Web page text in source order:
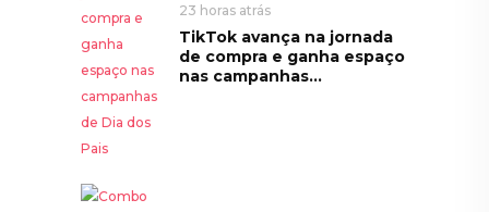
23 horas atrás
TikTok avança na jornada
de compra e ganha espaço
nas campanhas...